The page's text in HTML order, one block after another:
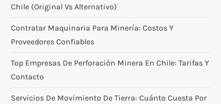
Chile (original Vs Alternativo)
Contratar Maquinaria Para Minería: Costos Y
Proveedores Confiables
Top Empresas De Perforación Minera En Chile: Tarifas Y
Contacto
Servicios De Movimiento De Tierra: Cuánto Cuesta Por